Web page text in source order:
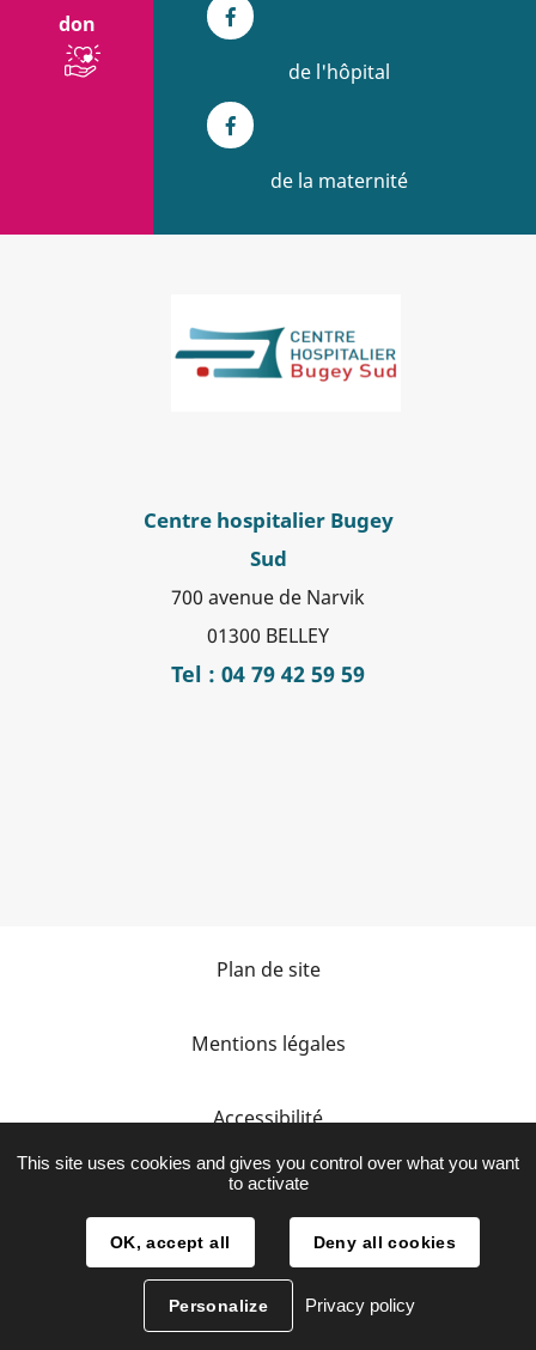
don
Facebook
de l'hôpital
Facebook
de la maternité
Centre hospitalier Bugey
Sud
700 avenue de Narvik
01300 BELLEY
Tel : 04 79 42 59 59
Plan de site
Mentions légales
Accessibilité
Protection des données personnelles
This site uses cookies and gives you control over what you want
to activate
OK, accept all Deny all cookies
Personalize Privacy policy